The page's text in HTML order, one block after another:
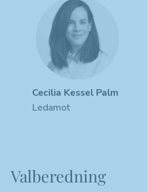
Cecilia Kessel Palm
Ledamot
Valberedning